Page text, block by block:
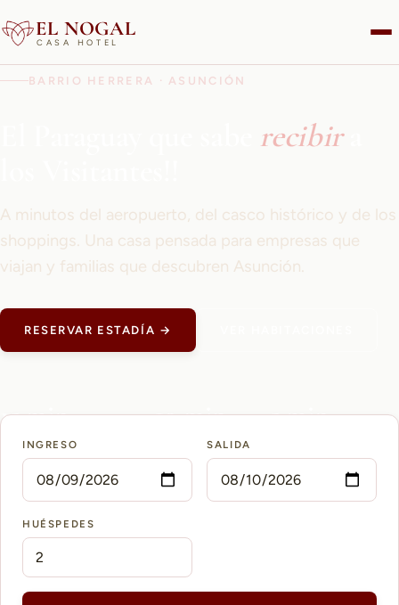
EL NOGAL
CASA HOTEL
BARRIO HERRERA · ASUNCIÓN
recibira
A minutos del aeropuerto, del casco histórico y de los
shoppings. Una casa pensada para empresas que
viajan y familias que descubren Asunción.
RESERVAR ESTADÍA →
15 min
AEROPUERTO PETTIROSSI
10 min
CASCO HISTÓRICO
5 min
INGRESO SALIDA
HUÉSPEDES